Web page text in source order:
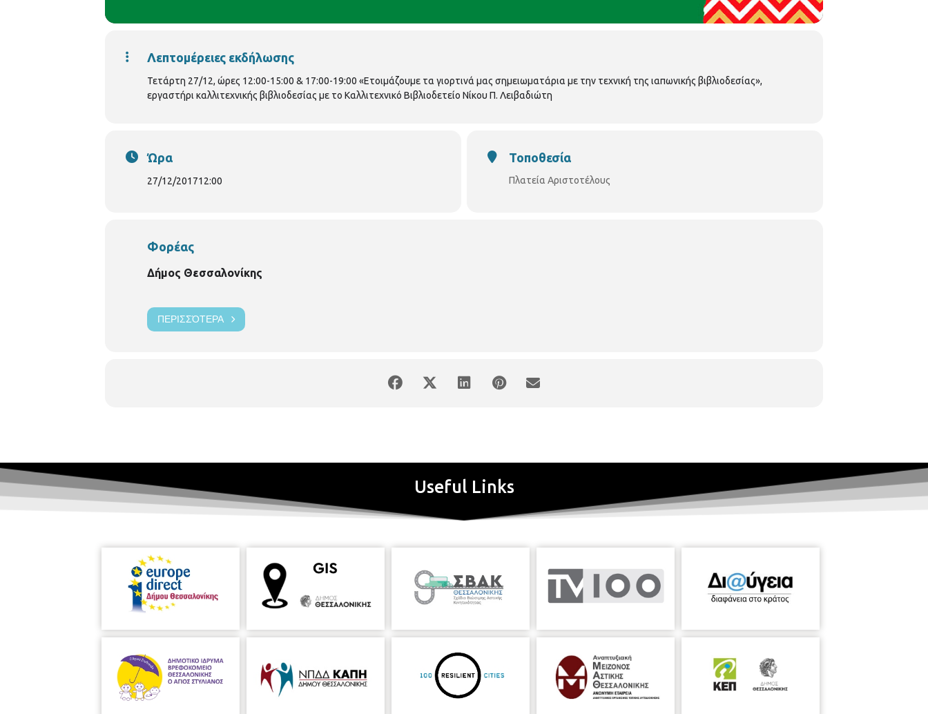
Λεπτομέρειες εκδήλωσης
Τετάρτη 27/12, ώρες 12:00-15:00 & 17:00-19:00 «Ετοιμάζουμε τα γιορτινά μας σημειωματάρια με την τεχνική της ιαπωνικής βιβλιοδεσίας»,
εργαστήρι καλλιτεχνικής βιβλιοδεσίας με το Καλλιτεχνικό Βιβλιοδετείο Νίκου Π. Λειβαδιώτη
Ώρα
27/12/201712:00
Τοποθεσία
Πλατεία Αριστοτέλους
Φορέας
Δήμος Θεσσαλονίκης
ΠΕΡΙΣΣΌΤΕΡΑ
Useful Links